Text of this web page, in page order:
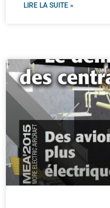
LIRE LA SUITE »